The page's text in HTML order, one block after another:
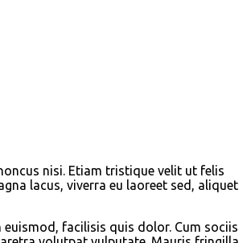
nisi. Etiam tristique velit ut felis
lacus, viverra eu laoreet sed, aliquet
facilisis quis dolor. Cum sociis